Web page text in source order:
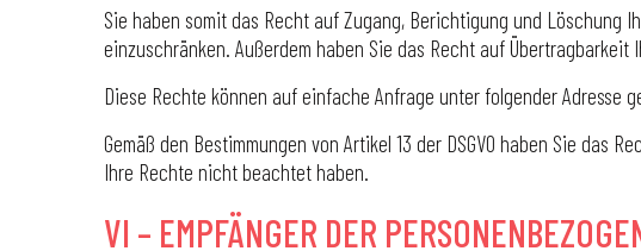
Sie haben somit das Recht auf Zugang, Berichtigung und Löschung
einzuschränken. Außerdem haben Sie das Recht auf Übertragbarkeit
Diese Rechte können auf einfache Anfrage unter folgender Adresse
Gemäß den Bestimmungen von Artikel 13 der DSGVO haben Sie
Ihre Rechte nicht beachtet haben.
VI – EMPFÄNGER DER